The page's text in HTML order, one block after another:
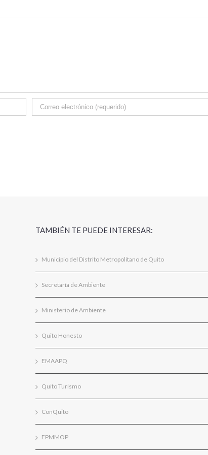
TAMBIÉN TE PUEDE INTERESAR:
Municipio del Distrito Metropolitano de Quito
Secretaría de Ambiente
Ministerio de Ambiente
Quito Honesto
EMAAPQ
Quito Turismo
ConQuito
EPMMOP